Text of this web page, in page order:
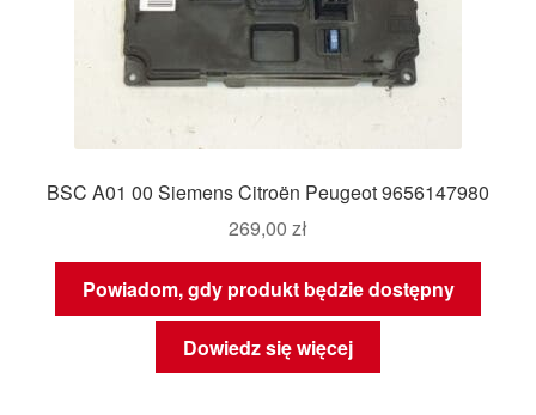
BSC A01 00 Siemens Citroën Peugeot 9656147980
269,00 zł
Powiadom, gdy produkt będzie dostępny
Dowiedz się więcej